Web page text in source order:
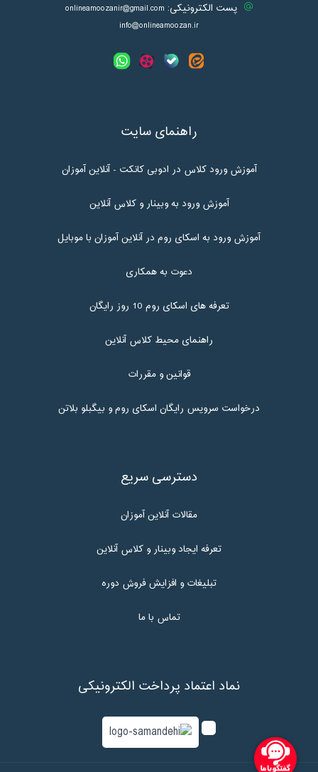
پست الکترونیکی: onlineamoozanir@gmail.com
info@onlineamoozan.ir
راهنمای سایت
آموزش ورود کلاس در ادوبی کانکت - آنلاین آموزان
آموزش ورود به وبینار و کلاس آنلاین
آموزش ورود به اسکای روم در آنلاین آموزان با موبایل
دعوت به همکاری
تعرفه های اسکای روم 10 روز رایگان
راهنمای محیط کلاس آنلاین
قوانین و مقررات
درخواست سرویس رایگان اسکای روم و بیگبلو بلاتن
دسترسی سریع
مقالات آنلاین آموزان
تعرفه ایجاد وبینار و کلاس آنلاین
تبلیغات و افزایش فروش دوره
تماس با ما
نماد اعتماد پرداخت الکترونیکی